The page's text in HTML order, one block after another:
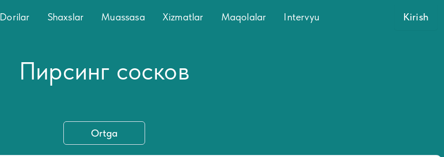
Dorilar Shaxslar Muassasa Xizmatlar Maqolalar Intervyu Kirish
Пирсинг сосков
Ortga